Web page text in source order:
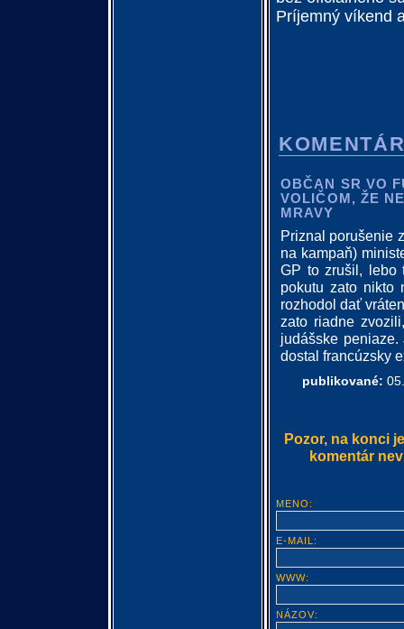
Príjemný víkend
OBČAN SR VO
VOLIČOM, ŽE
MRAVY
Priznal porušenie
na kampaň)
GP to zrušil, lebo
pokutu zato nikto
rozhodol dať
zato riadne
judášske
dostal francúzsky
publikované:
Pozor, na konci
komentár
MENO:
E-MAIL:
WWW:
NÁZOV: